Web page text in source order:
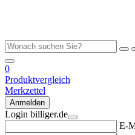
0
Produktvergleich
Merkzettel
Anmelden
Login billiger.de
E-